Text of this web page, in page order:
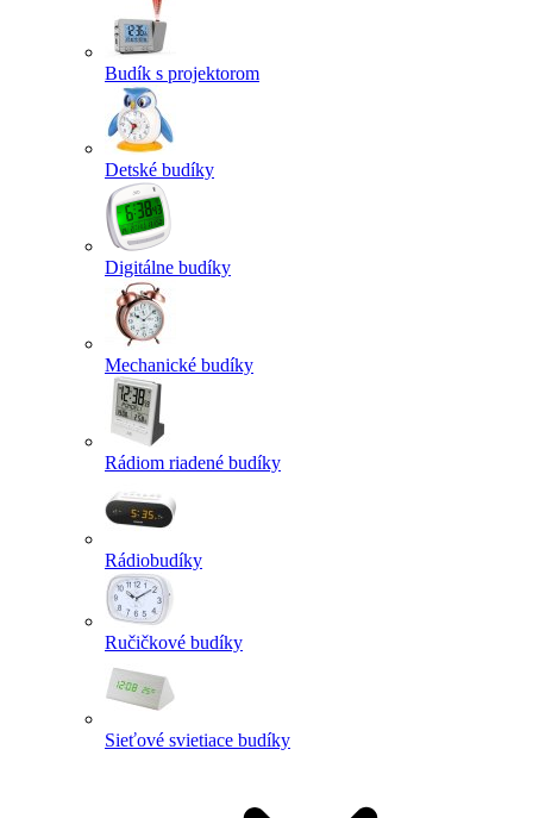
Budík s projektorom
Detské budíky
Digitálne budíky
Mechanické budíky
Rádiom riadené budíky
Rádiobudíky
Ručičkové budíky
Sieťové svietiace budíky